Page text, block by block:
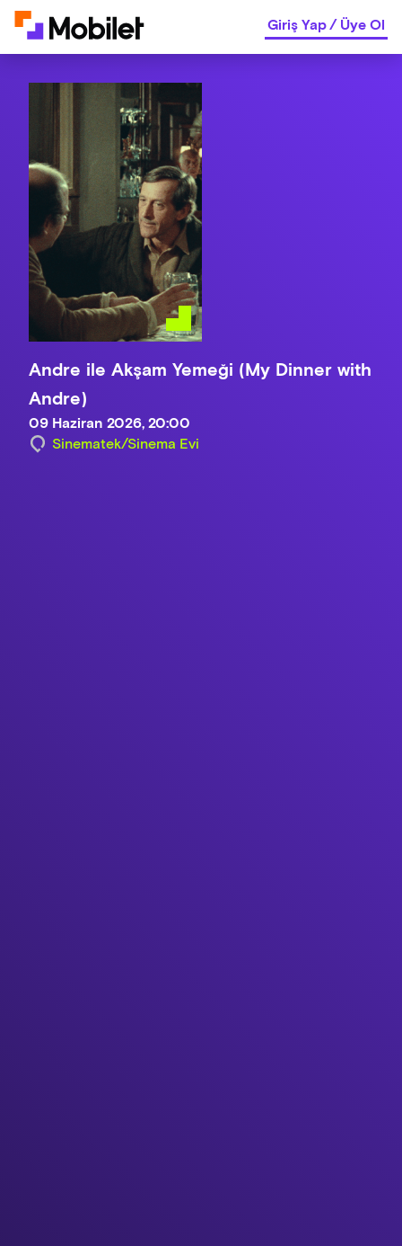
Giriş Yap/Üye Ol
Andre ile Akşam Yemeği (My Dinner with
Andre)
09 Haziran 2026, 20:00
Sinematek/Sinema Evi